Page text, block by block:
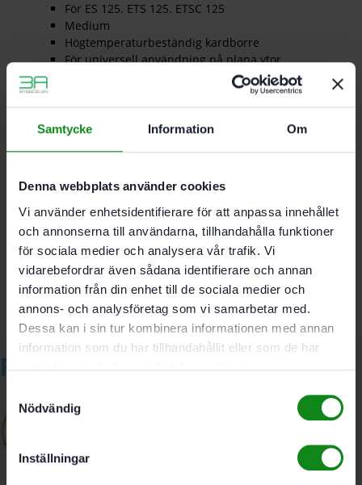
Samtycke Information Om
Denna webbplats använder cookies
Vi använder enhetsidentifierare för att anpassa innehållet
och annonserna till användarna, tillhandahålla funktioner
för sociala medier och analysera vår trafik. Vi
vidarebefordrar även sådana identifierare och annan
information från din enhet till de sociala medier och
annons- och analysföretag som vi samarbetar med.
Dessa kan i sin tur kombinera informationen med annan
information som du har tillhandahållit eller som de har
Nödvändig
Inställningar
För ES 125. ETS 125. ETSC 125
Medium
Högtemperaturbeständig kardborre
För universell användning på plana ytor
Anslutningsgänga M4; Hålbilds-Ø 90 mm; Förpackning
Det finns inga recensioner än.
Bli först med att recensera ”Festool Slipplatta ST-STF
125/8-M4-J W-HT”
Du måste varainloggadför att skriva en recension.
Relaterade produkter